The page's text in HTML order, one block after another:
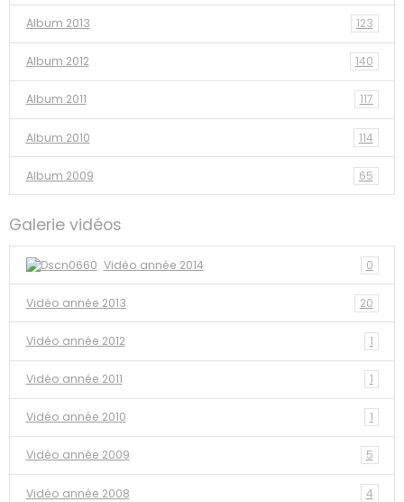
Album 2013 123
Album 2012 140
Album 2011 117
Album 2010 114
Album 2009 65
Galerie vidéos
Vidéo année 2014 0
Vidéo année 2013 20
Vidéo année 2012 1
Vidéo année 2011 1
Vidéo année 2010 1
Vidéo année 2009 5
Vidéo année 2008 4